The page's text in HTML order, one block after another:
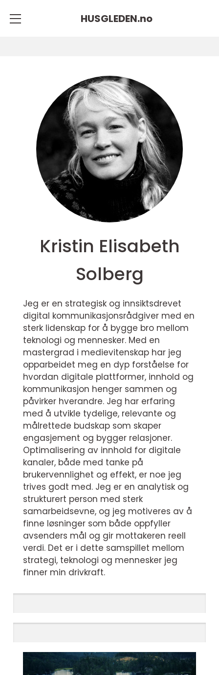
HUSGLEDEN.no
Kristin Elisabeth
Solberg
Jeg er en strategisk og innsiktsdrevet
digital kommunikasjonsrådgiver med en
sterk lidenskap for å bygge bro mellom
teknologi og mennesker. Med en
mastergrad i medievitenskap har jeg
opparbeidet meg en dyp forståelse for
hvordan digitale plattformer, innhold og
kommunikasjon henger sammen og
påvirker hverandre. Jeg har erfaring
med å utvikle tydelige, relevante og
målrettede budskap som skaper
engasjement og bygger relasjoner.
Optimalisering av innhold for digitale
kanaler, både med tanke på
brukervennlighet og effekt, er noe jeg
trives godt med. Jeg er en analytisk og
strukturert person med sterk
samarbeidsevne, og jeg motiveres av å
finne løsninger som både oppfyller
avsenders mål og gir mottakeren reell
verdi. Det er i dette samspillet mellom
strategi, teknologi og mennesker jeg
finner min drivkraft.